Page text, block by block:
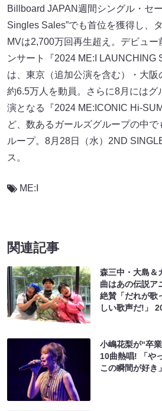
Billboard JAPAN週間シングル・セ
Singles Sales”でも首位を獲得し、
MVは2,700万回再生超え。デビュー
ンサート『2024 ME:I LAUNCHING
は、東京（追加公演を含む）・大阪
約6.5万人を動員。さらに8月にはグ
演となる『2024 ME:ICONIC Hi-
ど、数あるガールズグループの中
ループ。8月28日（水）2ND
ス。
ME:I
関連記事
森三中・大島＆
曲はあの伝説ア
絶賛「だれが歌
しい歌声だ!」
小嶋花梨が“卒
10曲熱唱! 「や
この瞬間が好き